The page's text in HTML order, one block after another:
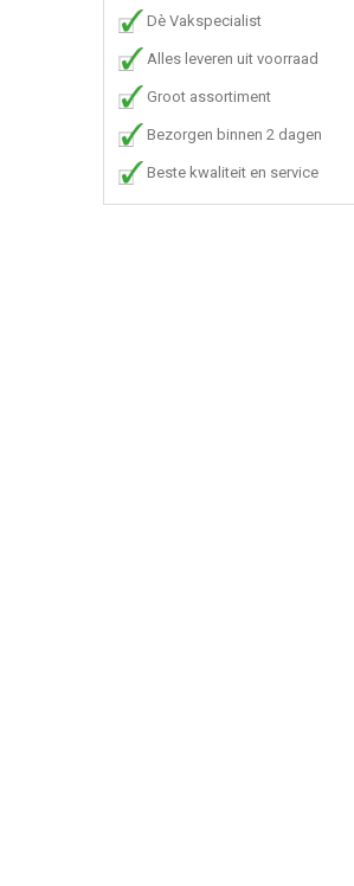
Dè Vakspecialist
Alles leveren uit voorraad
Groot assortiment
Bezorgen binnen 2 dagen
Beste kwaliteit en service